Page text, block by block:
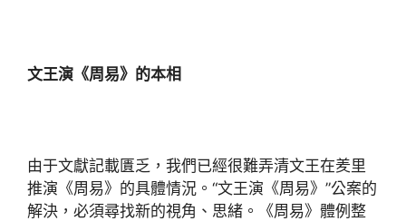
文王演《周易》的本相
由于文獻記載匱乏，我們已經很難弄清文王在羑里
推演《周易》的具體情況。“文王演《周易》”公案的
解決，必須尋找新的視角、思緒。《周易》體例整